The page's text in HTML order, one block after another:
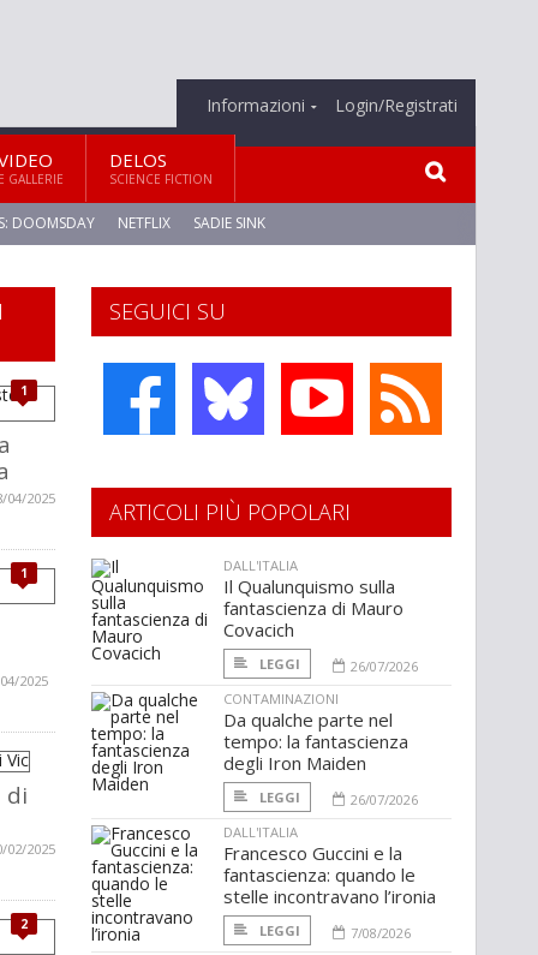
Informazioni Login/Registrati
GALLERIE
DELOS
SCIENCE FICTION
DOOMSDAY NETFLIX SADIE SINK
SEGUICI SU
1
04/2025
1
2025
di
02/2025
2
ARTICOLI PIÙ POPOLARI
DALL'ITALIA
Il Qualunquismo sulla
fantascienza di Mauro
Covacich
LEGGI
26/07/2026
CONTAMINAZIONI
Da qualche parte nel
tempo: la fantascienza
degli Iron Maiden
LEGGI
26/07/2026
DALL'ITALIA
Francesco Guccini e la
fantascienza: quando le
stelle incontravano l’ironia
LEGGI
7/08/2026